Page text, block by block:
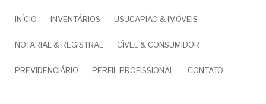
NAVEGAÇÃO
PRINCIPAL
INÍCIO INVENTÁRIOS USUCAPIÃO & IMÓVEIS
NOTARIAL & REGISTRAL CÍVEL & CONSUMIDOR
PREVIDENCIÁRIO PERFIL PROFISSIONAL CONTATO